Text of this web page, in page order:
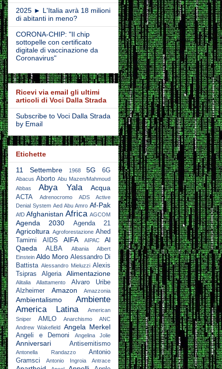
2025 ► L'Italia avrà 18 milioni
di abitanti in meno?
CORONA-CHIP: "Il chip
sottopelle con certificato
digitale di vaccinazione da
Coronavirus"
Ricevi via email gli ultimi
articoli di Voci Dalla Strada
Subscribe to Voci Dalla Strada
by Email
Etichette
11 Settembre
1968 5G 6G
Abacus Aborto Abu Mazen/Mahmoud
Abbas
Abya Yala Acqua
ACTA Adrenocromo
ADS Active
Denial System Aed Abu Amro Af-Pak
AfD Afghanistan Africa AGCOM
Agenda 2030 Agenda 21
Agricoltura Agroforestazione Ahed
Tamimi
AIDS AIFA AIPAC
Al
Qaeda
ALBA Albania
Albert
Einstein Aldo Moro Alessandro Di
Battista Alessandro Mieluzzi Alexis
Tsipras
Algeria Alimentazione
Alitalia Allattamento
Alvaro Uribe
Alzheimer
Amazon Amazzonia
Ambientalismo
Ambiente
America Latina
American
Sniper
AMLO Anarchismo
ANC
Andrew Wakefield Angela Merkel
Angeli e Demoni Angelina Jolie
Anniversari Antisemitismo
Antonella Randazzo
Antonio
Gramsci
Antonio Ingroia Antrace